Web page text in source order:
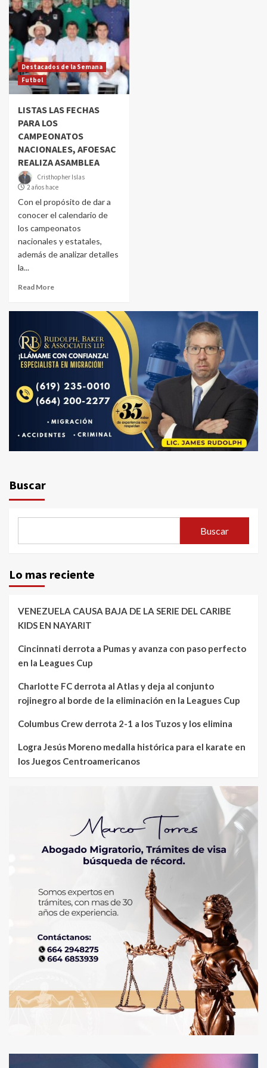
Destacados de la Semana
Futbol
LISTAS LAS FECHAS
PARA LOS
CAMPEONATOS
NACIONALES, AFOESAC
REALIZA ASAMBLEA
Cristhopher Islas
2 años hace
Con el propósito de dar a
conocer el calendario de
los campeonatos
nacionales y estatales,
además de analizar detalles
la...
Read More
Buscar
Buscar
Lo mas reciente
VENEZUELA CAUSA BAJA DE LA SERIE DEL CARIBE
KIDS EN NAYARIT
Cincinnati derrota a Pumas y avanza con paso perfecto
en la Leagues Cup
Charlotte FC derrota al Atlas y deja al conjunto
rojinegro al borde de la eliminación en la Leagues Cup
Columbus Crew derrota 2-1 a los Tuzos y los elimina
Logra Jesús Moreno medalla histórica para el karate en
los Juegos Centroamericanos